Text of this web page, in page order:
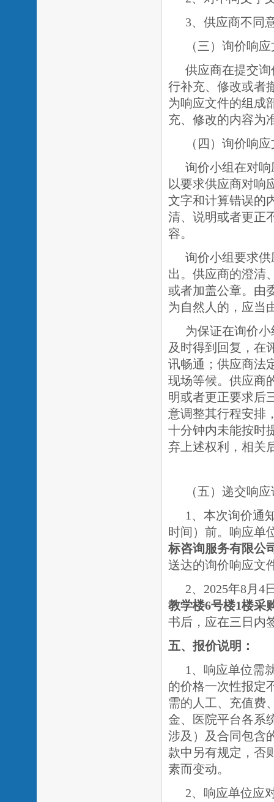
3、供应商不同
（三）询价响
供应商在提交
行补充、修改或者
为响应文件的组成
充、修改的内容为
（四）询价响
询价小组在对
以要求供应商对响
文字和计算错误的
清、说明或者更正
容。
询价小组要求
出。供应商的澄清
或者加盖公章。由
为自然人的，应当
为保证在询价
及时得到回复，在
讯畅通；供应商法
现场等候。供应商
明或者更正要求后
意调整其行程安排
十分钟内未能按时
弃上述权利，相关
（五）递交响
1、本次询价通
时间）前。响应单
标咨询服务有限公
送达的询价响应文
2、2025年8月4
教学楼6号楼1楼采
书后，应在三日内
五、报价说明：
1、响应单位需
的价格一次性报定
需的人工、充值费
金、医院平台各系
涉及）及合同包含
款中另有规定，否
素而变动。
2、响应单位应